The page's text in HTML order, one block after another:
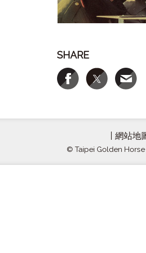
SHARE
網站地
© Taipei Golden